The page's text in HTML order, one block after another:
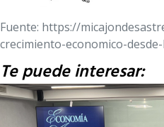
Fuente: https://
crecimiento-economico-
Te puede interesar: